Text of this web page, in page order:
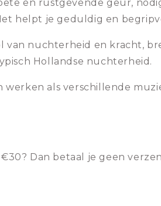
en rustgevende geur,
helpt je geduldig en
van nuchterheid en kracht,
Hollandse nuchterheid.
werken als verschillende
Dan betaal je geen